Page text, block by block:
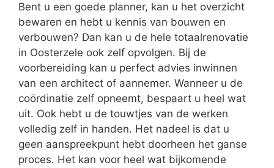
Bent u een goede planner, kan u het overzicht
bewaren en hebt u kennis van bouwen en
verbouwen? Dan kan u de hele totaalrenovatie
in Oosterzele ook zelf opvolgen. Bij de
voorbereiding kan u perfect advies inwinnen
van een architect of aannemer. Wanneer u de
coördinatie zelf opneemt, bespaart u heel wat
uit. Ook hebt u de touwtjes van de werken
volledig zelf in handen. Het nadeel is dat u
geen aanspreekpunt hebt doorheen het ganse
proces. Het kan voor heel wat bijkomende